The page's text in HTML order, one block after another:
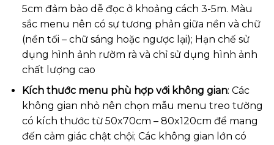
5cm đảm bảo dễ đọc ở khoảng cách 3-5m. Màu
sắc menu nên có sự tương phản giữa nền và chữ
(nền tối – chữ sáng hoặc ngược lại); Hạn chế sử
dụng hình ảnh rườm rà và chỉ sử dụng hình ảnh
chất lượng cao
Kích thước menu phù hợp với không gian: Các
không gian nhỏ nên chọn mẫu menu treo tường
có kích thước từ 50x70cm – 80x120cm để mang
đến cảm giác chật chội; Các không gian lớn có